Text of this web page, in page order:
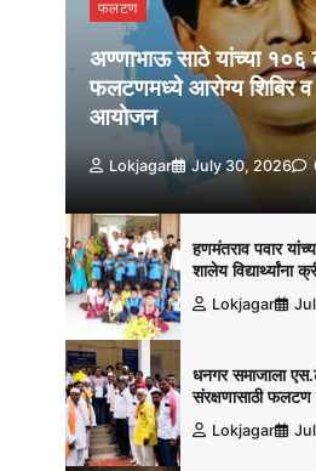
फलटण
अण्णाभाऊ साठे यांच्या १०६
फलटणमध्ये आरोग्य शिबिर
आयोजन
Lokjagar July 30, 2026
हणमंतराव पवार
शालेय
Lokjagar
धनगर समाजाला
संरक्षणासाठी फलटण
Lokjagar